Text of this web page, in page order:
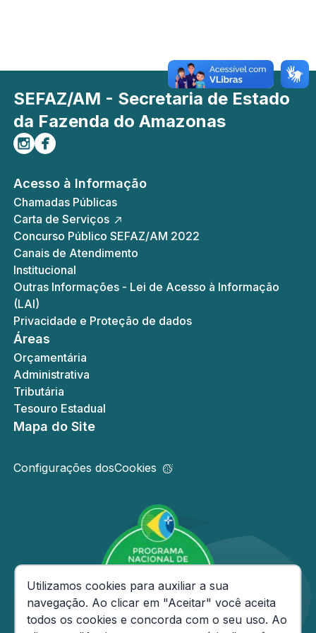
SEFAZ/AM - Secretaria de Estado
da Fazenda do Amazonas
Siga-nos no Instagram
Curta-nos no Facebook
Acesso à Informação
Chamadas Públicas
Carta de Serviços
Concurso Público SEFAZ/AM 2022
Canais de Atendimento
Institucional
Outras Informações - Lei de Acesso à Informação
(LAI)
Privacidade e Proteção de dados
Áreas
Orçamentária
Administrativa
Tributária
Tesouro Estadual
Mapa do Site
Configurações dosCookies
Consentimento de Cookies
Utilizamos cookies para auxiliar a sua
navegação. Ao clicar em "Aceitar" você aceita
todos os cookies e concorda com o seu uso. Ao